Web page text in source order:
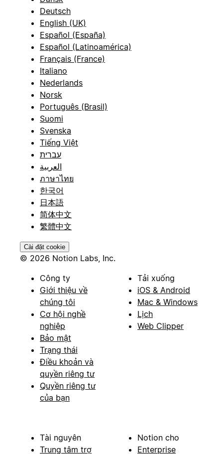
Deutsch
English (UK)
Español (España)
Español (Latinoamérica)
Français (France)
Italiano
Nederlands
Norsk
Português (Brasil)
Suomi
Svenska
Tiếng Việt
עברית
العربية
ภาษาไทย
한국어
日本語
简体中文
繁體中文
Cài đặt cookie
© 2026 Notion Labs, Inc.
Công ty
Giới thiệu về
chúng tôi
Cơ hội nghề
nghiệp
Bảo mật
Trạng thái
Điều khoản và
quyền riêng tư
Quyền riêng tư
của bạn
Tải xuống
iOS & Android
Mac & Windows
Lịch
Web Clipper
Tài nguyên
Trung tâm trợ
Notion cho
Enterprise